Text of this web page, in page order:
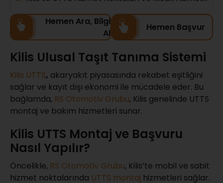
Hemen Ara, Bilgi
Al
Hemen Başvur
Kilis Ulusal Taşıt Tanıma Sistemi
Kilis UTTS, akaryakıt piyasasında rekabet eşitliğini
sağlar ve kayıt dışı ekonomi ile mücadele eder. Bu
bağlamda, RS Otomotiv Grubu, Kilis genelinde UTTS
montaj ve bakım hizmetleri sunar.
Kilis UTTS Montaj ve Başvuru
Nasıl Yapılır?
Öncelikle, RS Otomotiv Grubu, Kilis’te mobil ve sabit
hizmet noktalarında UTTS montaj hizmetleri sağlar.